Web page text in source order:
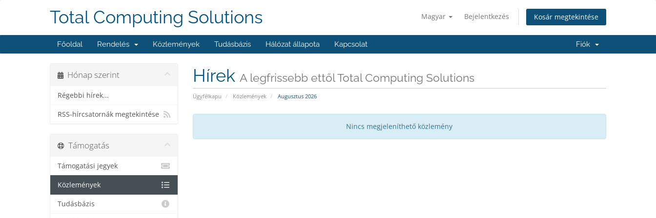
Magyar Bejelentkezés Kosár megtekintése
Total Computing Solutions
Főoldal Rendelés Közlemények Tudásbázis Hálózat állapota Kapcsolat Fiók
Hírek A legfrissebb ettől Total Computing Solutions
Ügyfélkapu Közlemények Augusztus 2026
Hónap szerint
Régebbi hírek...
RSS-hírcsatornák megtekintése
Nincs megjeleníthető közlemény
Támogatás
Támogatási jegyek
Közlemények
Tudásbázis